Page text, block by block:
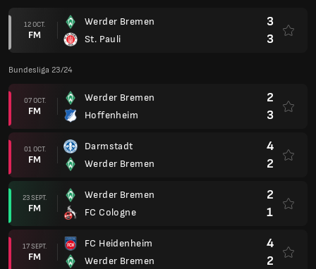
12 OCT.
FM
Werder Bremen
St. Pauli
3
3
Bundesliga 23/24
07 OCT.
FM
Werder Bremen
Hoffenheim
2
3
01 OCT.
FM
Darmstadt
Werder Bremen
4
2
23 SEPT.
FM
Werder Bremen
FC Cologne
2
1
17 SEPT.
FM
FC Heidenheim
Werder Bremen
4
2